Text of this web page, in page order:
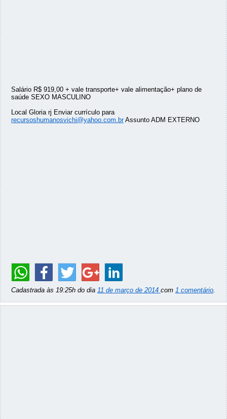
Salário R$ 919,00 + vale transporte+ vale alimentação+ plano de
saúde SEXO MASCULINO
Local Gloria rj Enviar currículo para
recursoshumanosvichi@yahoo.com.brAssunto ADM EXTERNO
Cadastrada às 19:25h do dia 11 de março de 2014 com 1 comentário.